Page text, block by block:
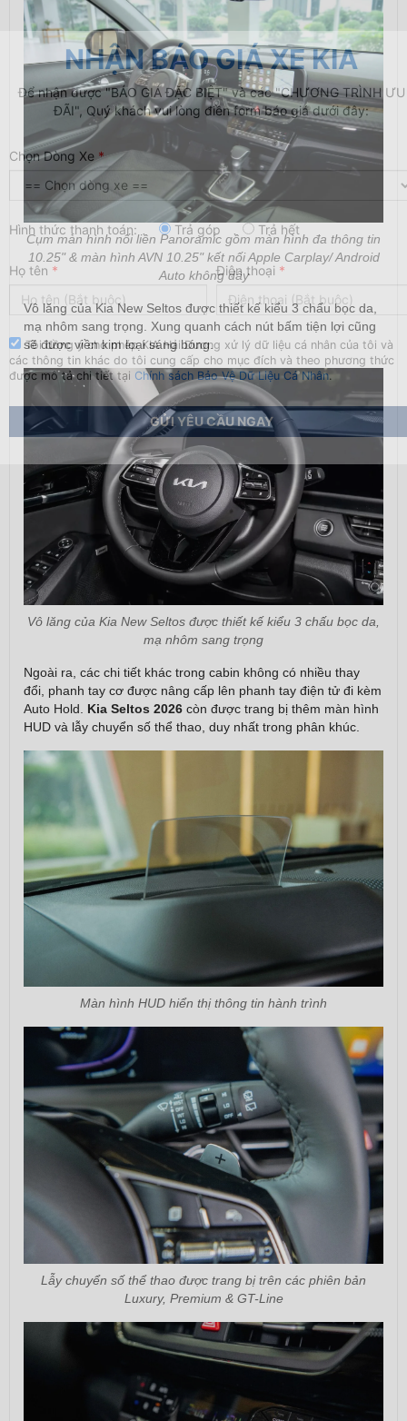
Cụm màn hình nối liền Panoramic gồm màn hình đa thông tin
10.25" & màn hình AVN 10.25" kết nối Apple Carplay/ Android
Auto không dây
Vô lăng của Kia New Seltos được thiết kế kiểu 3 chấu bọc da,
mạ nhôm sang trọng. Xung quanh cách nút bấm tiện lợi cũng
sẽ được viền kim loại sáng bóng.
Vô lăng của Kia New Seltos được thiết kế kiểu 3 chấu bọc da,
mạ nhôm sang trọng
Ngoài ra, các chi tiết khác trong cabin không có nhiều thay
đổi, phanh tay cơ được nâng cấp lên phanh tay điện tử đi kèm
Auto Hold. Kia Seltos 2026 còn được trang bị thêm màn hình
HUD và lẫy chuyển số thể thao, duy nhất trong phân khúc.
Màn hình HUD hiển thị thông tin hành trình
Lẫy chuyển số thể thao được trang bị trên các phiên bản
Luxury, Premium & GT-Line
NHẬN BÁO GIÁ XE KIA
Để nhận được "BÁO GIÁ ĐẶC BIỆT" và các "CHƯƠNG TRÌNH ƯU
ĐÃI", Quý khách vui lòng điền form báo giá dưới đây:
Chọn Dòng Xe *
Hình thức thanh toán: Trả góp Trả hết
Họ tên * Điện thoại *
Tôi đồng ý cho phép KIA Hải Dương xử lý dữ liệu cá nhân của tôi và
các thông tin khác do tôi cung cấp cho mục đích và theo phương thức
được mô tả chi tiết tại Chính sách Bảo Vệ Dữ Liệu Cá Nhân.
GỬI YÊU CẦU NGAY